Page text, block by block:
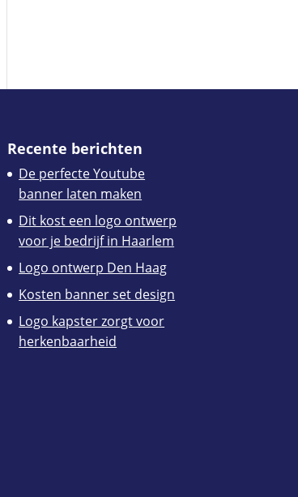
Recente berichten
De perfecte Youtube
banner laten maken
Dit kost een logo ontwerp
voor je bedrijf in Haarlem
Logo ontwerp Den Haag
Kosten banner set design
Logo kapster zorgt voor
herkenbaarheid